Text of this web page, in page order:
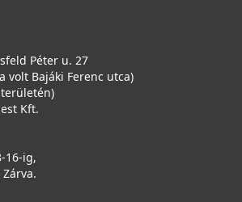
Péter u. 27
volt Bajáki Ferenc utca)
területén)
Kft.
16-ig,